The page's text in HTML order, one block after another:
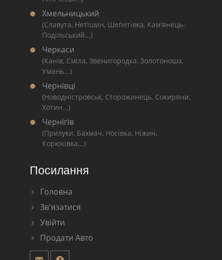
Хмельницький
(Славута, Нетішин, Шепетівка, Кам'янець-
Подільський...)
Черкаси
(Канів, Сміла, Звенигородка, Золотоноша,
Умань...)
Чернівці
(Новодністровськ, Сторожинець, Сокиряни,
Хотин...)
Чернігів
(Прилуки, Бахмач, Носівка, Ніжин,
Корюківка...)
Посилання
Головна
Зв'язатися
Увійти
Продати Авто